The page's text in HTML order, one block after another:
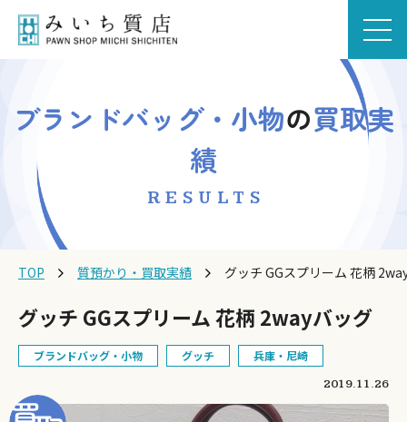
ブランドバッグ・小物の買取実
績
RESULTS
TOP 質預かり・買取実績 グッチ GGスプリーム 花柄
グッチ GGスプリーム 花柄 2wayバッグ
ブランドバッグ・小物 グッチ 兵庫・尼崎
2019.11.26